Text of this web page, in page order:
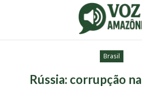
Brasil
Rússia: corrupção